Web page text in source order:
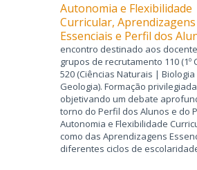
Autonomia e Flexibilidade
Curricular, Aprendizagens
Essenciais e Perfil dos
encontro destinado aos
grupos de recrutamento 110 (1º
520 (Ciências Naturais | Biologia
Geologia). Formação
objetivando um debate
torno do Perfil dos Alunos e do
Autonomia e Flexibilidade
como das Aprendizagens
diferentes ciclos de